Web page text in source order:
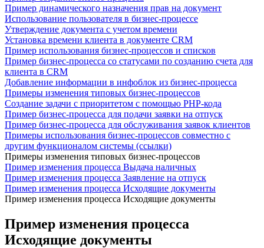
Пример динамического назначения прав на документ
Использование пользователя в бизнес-процессе
Утверждение документа с учетом времени
Установка времени клиента в документе CRM
Пример использования бизнес-процессов и списков
Пример бизнес-процесса со статусами по созданию счета для
клиента в CRM
Добавление информации в инфоблок из бизнес-процесса
Примеры изменения типовых бизнес-процессов
Создание задачи с приоритетом с помощью PHP-кода
Пример бизнес-процесса для подачи заявки на отпуск
Пример бизнес-процесса для обслуживания заявок клиентов
Примеры использования бизнес-процессов совместно с
другим функционалом системы (ссылки)
Примеры изменения типовых бизнес-процессов
Пример изменения процесса Выдача наличных
Пример изменения процесса Заявление на отпуск
Пример изменения процесса Исходящие документы
Пример изменения процесса Исходящие документы
Пример изменения процесса
Исходящие документы